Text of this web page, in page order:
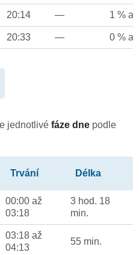
20:14 — 1 %
20:33 — 0 %
jednotlivé fáze dne podle
Trvání Délka
00:00 až
03:18
3 hod. 18
min.
03:18 až
04:13
55 min.